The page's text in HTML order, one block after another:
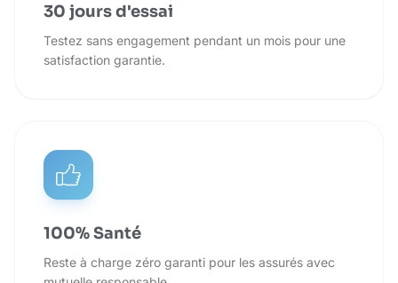
30 jours d'essai
Testez sans engagement pendant un mois pour une
satisfaction garantie.
100% Santé
Reste à charge zéro garanti pour les assurés avec